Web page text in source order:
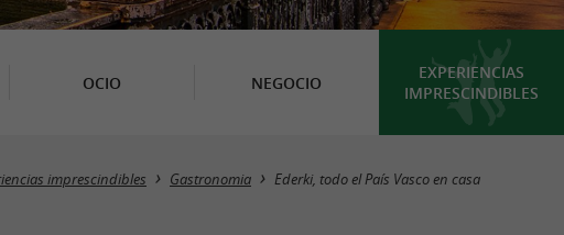
OCIO NEGOCIO
EXPERIENCIAS
IMPRESCINDIBLES
imprescindibles Gastronomia Ederki, todo el País Vasco en casa